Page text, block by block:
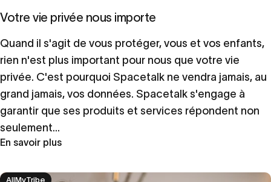
Votre vie privée nous importe
Quand il s'agit de vous protéger, vous et vos enfants,
rien n'est plus important pour nous que votre vie
privée. C'est pourquoi Spacetalk ne vendra jamais, au
grand jamais, vos données. Spacetalk s'engage à
garantir que ses produits et services répondent non
seulement...
En savoir plus
AllMyTribe